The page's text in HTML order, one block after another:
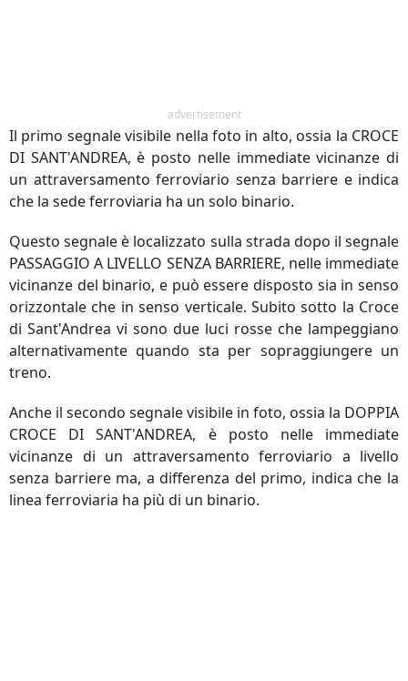
advertisement
Il primo segnale visibile nella foto in alto, ossia la CROCE
DI SANT'ANDREA, è posto nelle immediate vicinanze di
un attraversamento ferroviario senza barriere e indica
che la sede ferroviaria ha un solo binario.
Questo segnale è localizzato sulla strada dopo il segnale
PASSAGGIO A LIVELLO SENZA BARRIERE, nelle immediate
vicinanze del binario, e può essere disposto sia in senso
orizzontale che in senso verticale. Subito sotto la Croce
di Sant'Andrea vi sono due luci rosse che lampeggiano
alternativamente quando sta per sopraggiungere un
treno.
Anche il secondo segnale visibile in foto, ossia la DOPPIA
CROCE DI SANT'ANDREA, è posto nelle immediate
vicinanze di un attraversamento ferroviario a livello
senza barriere ma, a differenza del primo, indica che la
linea ferroviaria ha più di un binario.